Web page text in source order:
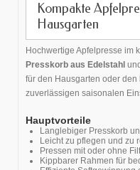
Kompakte
Hausgarten
Hochwertige Apfelpresse im
Presskorb aus Edelstahl
für den Hausgarten oder
zuverlässigen saisonalen
Hauptvorteile
Langlebiger Presskorb
Leicht zu pflegen und zu
Pressen mit oder ohne
Kippbarer Rahmen für